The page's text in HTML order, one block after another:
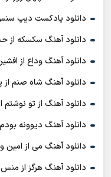
دانلود پادکست ديپ سنس ۷ از اميد
دانلود آهنگ سکسکه از
دانلود آهنگ وداع از
دانلود آهنگ شاه صنم از
دانلود آهنگ از تو
دانلود آهنگ دیوونه
دانلود آهنگ می از امین
دانلود آهنگ هرگز از منس